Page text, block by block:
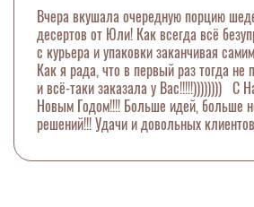
Вчера вкушала очередную порцию
десертов от Юли! Как всегда всё
с курьера и упаковки заканчивая
Как я рада, что в первый раз тогда не
и всё-таки заказала у Вас!!!!!)))))))) С
Новым Годом!!!! Больше идей, больше
решений!!! Удачи и довольных